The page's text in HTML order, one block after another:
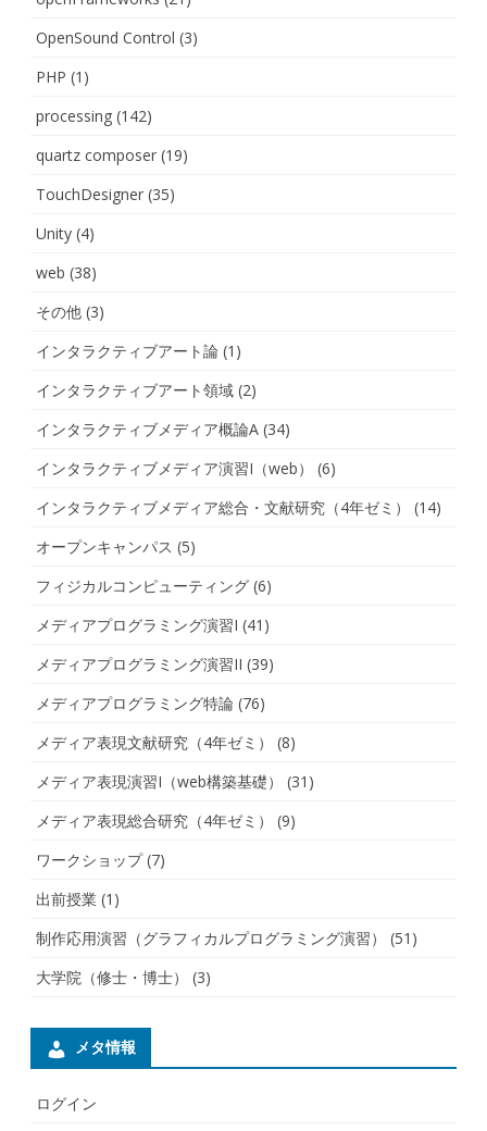
OpenSound Control (3)
PHP (1)
processing (142)
quartz composer (19)
TouchDesigner (35)
Unity (4)
web (38)
その他 (3)
インタラクティブアート論 (1)
インタラクティブアート領域 (2)
インタラクティブメディア概論A (34)
インタラクティブメディア演習I（web）
(6)
インタラクティブメディア総合・文献研究（4年ゼミ）
(14)
オープンキャンパス (5)
フィジカルコンピューティング (6)
メディアプログラミング演習I (41)
メディアプログラミング演習II (39)
メディアプログラミング特論 (76)
メディア表現文献研究（4年ゼミ）
(8)
メディア表現演習I（web構築基礎）
(31)
メディア表現総合研究（4年ゼミ）
(9)
ワークショップ(7)
出前授業 (1)
制作応用演習（グラフィカルプログラミング演習）
(51)
大学院（修士・博士）
(3)
メタ情報
ログイン